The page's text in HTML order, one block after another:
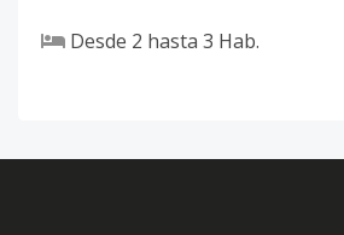
Desde 2 hasta 3 Hab.